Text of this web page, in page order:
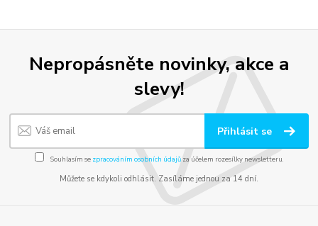
Nepropásněte novinky, akce a
slevy!
Přihlásit se
Souhlasím se zpracováním osobních údajůza účelem rozesílky newsletteru.
Můžete se kdykoli odhlásit. Zasíláme jednou za 14 dní.